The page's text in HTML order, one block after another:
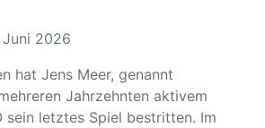
2026
hat Jens Meer, genannt
Jahrzehnten aktivem
sein letztes Spiel bestritten. Im